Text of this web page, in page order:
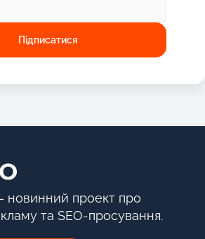
новинний проект про
та SEO-просування.